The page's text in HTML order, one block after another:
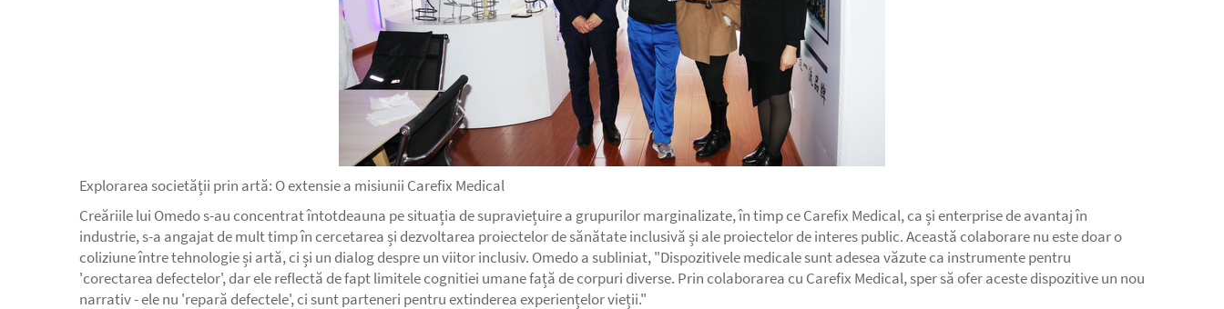
Explorarea societății prin artă: O extensie a misiunii Carefix Medical
Creăriile lui Omedo s-au concentrat întotdeauna pe situația de supraviețuire a grupurilor marginalizate, în timp ce Carefix Medical, ca și enterprise de avantaj în
industrie, s-a angajat de mult timp în cercetarea și dezvoltarea proiectelor de sănătate inclusivă și ale proiectelor de interes public. Această colaborare nu este doar o
coliziune între tehnologie și artă, ci și un dialog despre un viitor inclusiv. Omedo a subliniat, "Dispozitivele medicale sunt adesea văzute ca instrumente pentru
'corectarea defectelor', dar ele reflectă de fapt limitele cognitiei umane față de corpuri diverse. Prin colaborarea cu Carefix Medical, sper să ofer aceste dispozitive un nou
narrativ - ele nu 'repară defectele', ci sunt parteneri pentru extinderea experiențelor vieții."